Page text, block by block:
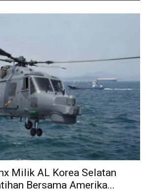
Milik AL Korea Selatan
Bersama Amerika...